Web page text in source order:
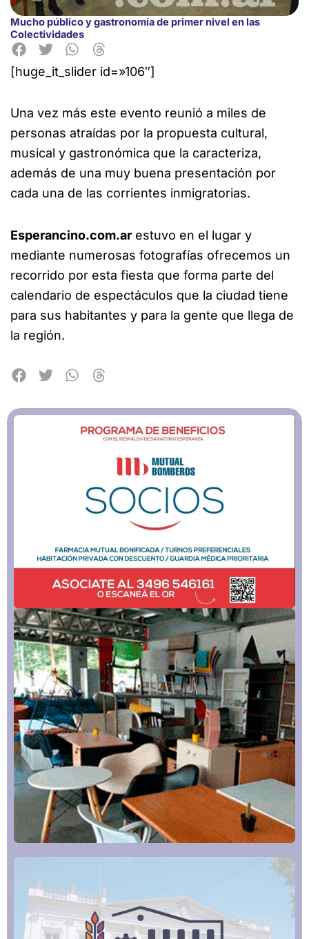
Mucho público y gastronomía de primer nivel en las
Colectividades
[huge_it_slider id=»106″]
Una vez más este evento reunió a miles de
personas atraídas por la propuesta cultural,
musical y gastronómica que la caracteriza,
además de una muy buena presentación por
cada una de las corrientes inmigratorias.
Esperancino.com.ar estuvo en el lugar y
mediante numerosas fotografías ofrecemos un
recorrido por esta fiesta que forma parte del
calendario de espectáculos que la ciudad tiene
para sus habitantes y para la gente que llega de
la región.